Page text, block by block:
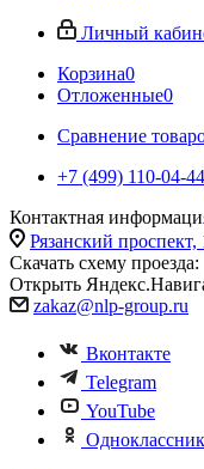
Личный
Корзина0
Отложенные0
Сравнение
+7 (499) 110-04-44
Контактная
Рязанский
Скачать схему проезда:
Открыть
zakaz@nlp-group.ru
Вконтакте
Telegram
YouTube